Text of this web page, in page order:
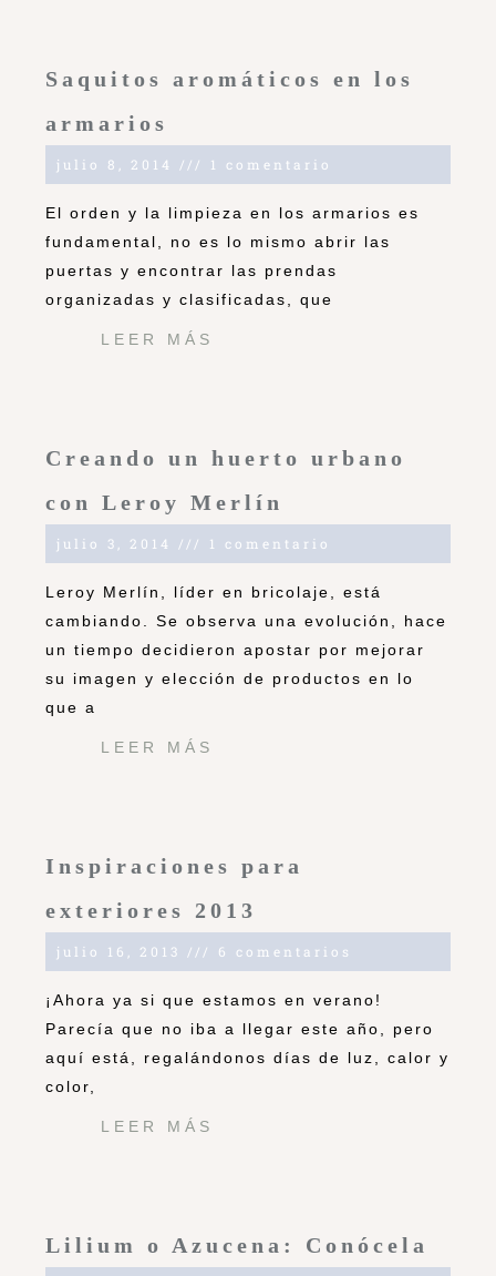
Saquitos aromáticos en los
armarios
julio 8, 2014 1 comentario
El orden y la limpieza en los armarios es
fundamental, no es lo mismo abrir las
puertas y encontrar las prendas
organizadas y clasificadas, que
LEER MÁS
Creando un huerto urbano
con Leroy Merlín
julio 3, 2014 1 comentario
Leroy Merlín, líder en bricolaje, está
cambiando. Se observa una evolución, hace
un tiempo decidieron apostar por mejorar
su imagen y elección de productos en lo
que a
LEER MÁS
Inspiraciones para
exteriores 2013
julio 16, 2013 6 comentarios
¡Ahora ya si que estamos en verano!
Parecía que no iba a llegar este año, pero
aquí está, regalándonos días de luz, calor y
color,
LEER MÁS
Lilium o Azucena: Conócela